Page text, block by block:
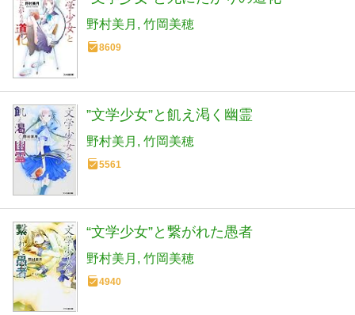
野村美月 竹岡美穂
8609
”文学少女”と飢え渇く幽霊
野村美月 竹岡美穂
5561
“文学少女”と繋がれた愚者
野村美月 竹岡美穂
4940